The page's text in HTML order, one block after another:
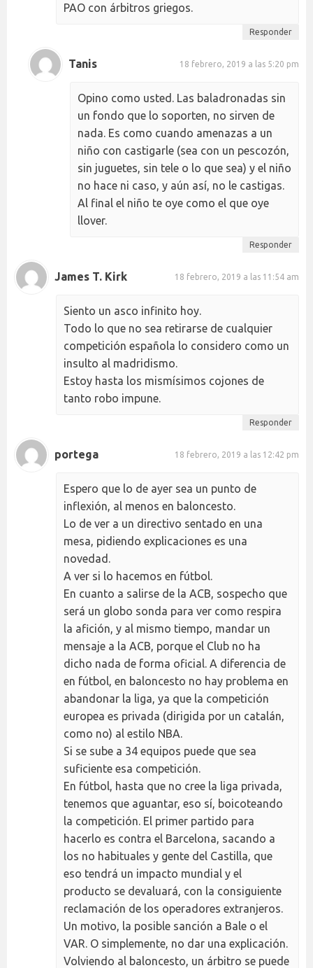
PAO con árbitros griegos.
Responder
Tanis 18 febrero, 2019 a las 5:20 pm
Opino como usted. Las baladronadas sin
un fondo que lo soporten, no sirven de
nada. Es como cuando amenazas a un
niño con castigarle (sea con un pescozón,
sin juguetes, sin tele o lo que sea) y el niño
no hace ni caso, y aún así, no le castigas.
Al final el niño te oye como el que oye
llover.
Responder
James T. Kirk 18 febrero, 2019 a las 11:54 am
Siento un asco infinito hoy.
Todo lo que no sea retirarse de cualquier
competición española lo considero como un
insulto al madridismo.
Estoy hasta los mismísimos cojones de
tanto robo impune.
Responder
portega 18 febrero, 2019 a las 12:42 pm
Espero que lo de ayer sea un punto de
inflexión, al menos en baloncesto.
Lo de ver a un directivo sentado en una
mesa, pidiendo explicaciones es una
novedad.
A ver si lo hacemos en fútbol.
En cuanto a salirse de la ACB, sospecho que
será un globo sonda para ver como respira
la afición, y al mismo tiempo, mandar un
mensaje a la ACB, porque el Club no ha
dicho nada de forma oficial. A diferencia de
en fútbol, en baloncesto no hay problema en
abandonar la liga, ya que la competición
europea es privada (dirigida por un catalán,
como no) al estilo NBA.
Si se sube a 34 equipos puede que sea
suficiente esa competición.
En fútbol, hasta que no cree la liga privada,
tenemos que aguantar, eso sí, boicoteando
la competición. El primer partido para
hacerlo es contra el Barcelona, sacando a
los no habituales y gente del Castilla, que
eso tendrá un impacto mundial y el
producto se devaluará, con la consiguiente
reclamación de los operadores extranjeros.
Un motivo, la posible sanción a Bale o el
VAR. O simplemente, no dar una explicación.
Volviendo al baloncesto, un árbitro se puede